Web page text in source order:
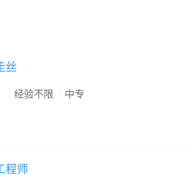
丝
经验不限 中专
程师